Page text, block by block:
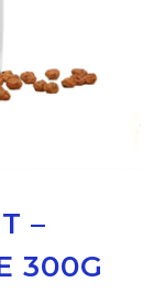
–
300G